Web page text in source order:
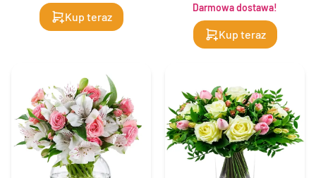
Kup teraz
Darmowa dostawa!
Kup teraz